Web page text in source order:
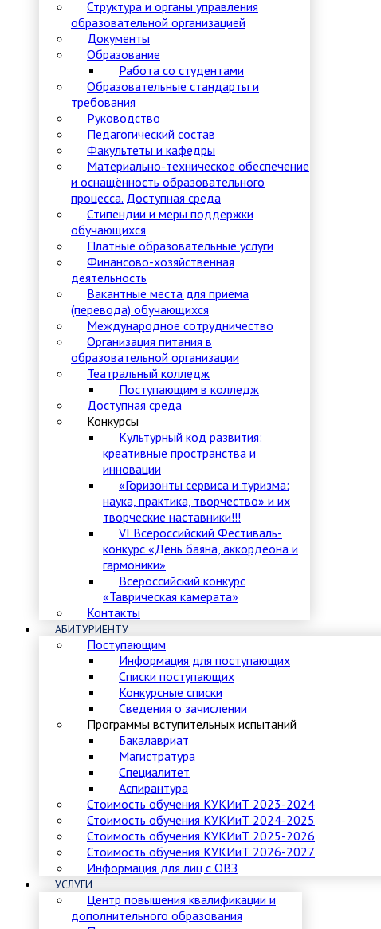
Структура и органы управления
образовательной организацией
Документы
Образование
Работа со студентами
Образовательные стандарты и
требования
Руководство
Педагогический состав
Факультеты и кафедры
Материально-техническое обеспечение
и оснащённость образовательного
процесса. Доступная среда
Стипендии и меры поддержки
обучающихся
Платные образовательные услуги
Финансово-хозяйственная
деятельность
Вакантные места для приема
(перевода) обучающихся
Международное сотрудничество
Организация питания в
образовательной организации
Театральный колледж
Поступающим в колледж
Доступная среда
Конкурсы
Культурный код развития:
креативные пространства и
инновации
«Горизонты сервиса и туризма:
наука, практика, творчество» и их
творческие наставники!!!
VI Всероссийский Фестиваль-
конкурс «День баяна, аккордеона и
гармоники»
Всероссийский конкурс
«Таврическая камерата»
Контакты
АБИТУРИЕНТУ
Поступающим
Информация для поступающих
Списки поступающих
Конкурсные списки
Сведения о зачислении
Программы вступительных испытаний
Бакалавриат
Магистратура
Специалитет
Аспирантура
Стоимость обучения КУКИиТ 2023-2024
Стоимость обучения КУКИиТ 2024-2025
Стоимость обучения КУКИиТ 2025-2026
Стоимость обучения КУКИиТ 2026-2027
Информация для лиц с ОВЗ
УСЛУГИ
Центр повышения квалификации и
дополнительного образования